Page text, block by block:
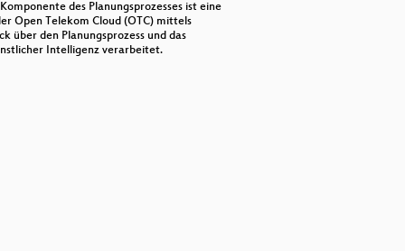
GIS?
Fakten?
des Planungsprozesses ist eine
Open Telekom Cloud (OTC) mittels
über den Planungsprozess und das
Intelligenz verarbeitet.